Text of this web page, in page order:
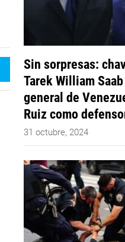
Sin sorpresas:
Tarek William
general de
Ruiz como
31 octubre, 2024